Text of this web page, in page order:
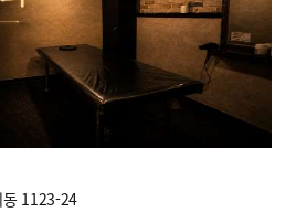
동 1123-24